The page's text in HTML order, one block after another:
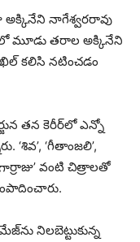
నాగేశ్వరరావు
మూడు తరాల అక్కినేని
కలిసి నటించడం
తన కెరీర్‌లో ఎన్నో
‘శివ’, ‘గీతాంజలి’,
వంటి చిత్రాలతో
నిలబెట్టుకున్న